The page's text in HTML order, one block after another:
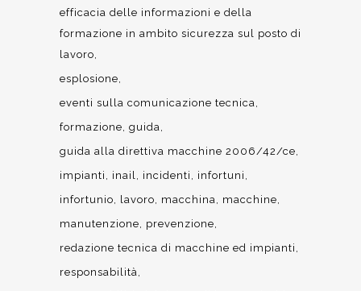
efficacia delle informazioni e della
formazione in ambito sicurezza sul posto di
lavoro
esplosione
eventi sulla comunicazione tecnica
formazione guida
guida alla direttiva macchine 2006/42/ce
impianti
inail incidenti
infortuni
infortunio
lavoro macchina
macchine
manutenzione
prevenzione
redazione tecnica di macchine ed impianti
responsabilità